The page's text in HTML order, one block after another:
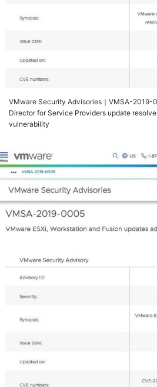
VMware Security Advisories｜VMSA-
Director for Service Providers update
vulnerability